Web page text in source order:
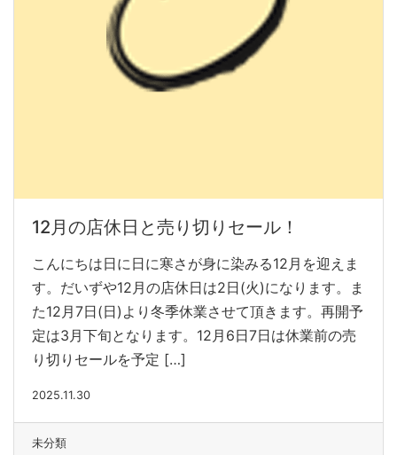
12月の店休日と売り切りセール！
こんにちは日に日に寒さが身に染みる12月を迎えま
す。だいずや12月の店休日は2日(火)になります。ま
た12月7日(日)より冬季休業させて頂きます。再開予
定は3月下旬となります。12月6日7日は休業前の売
り切りセールを予定 […]
2025.11.30
未分類